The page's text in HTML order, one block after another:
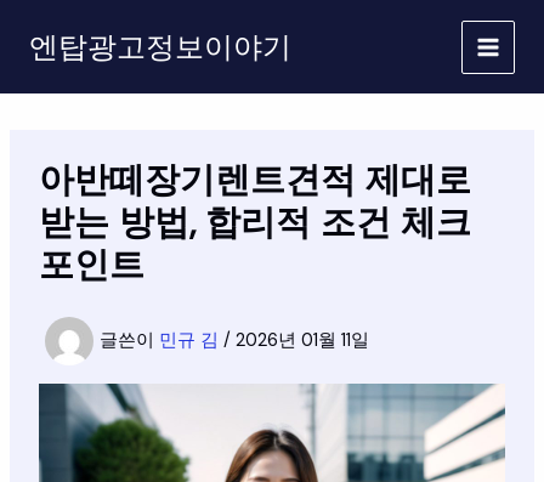
로
엔탑광고정보이야기
아반떼장기렌트견적 제대로
받는 방법, 합리적 조건 체크
포인트
글쓴이 민규 김 / 2026년 01월 11일